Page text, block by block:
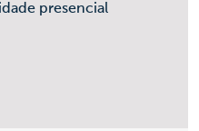
presencial